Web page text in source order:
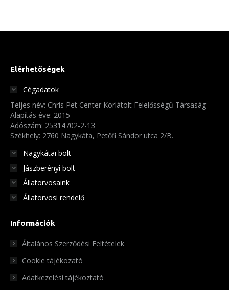
Elérhetőségek
Cégadatok
Teljes név: Chris Pet Center Korlátolt Felelősségű Társaság
Alapítás éve: 2015
Adószám: 25314702-2-13
Székhely: 2760 Nagykáta, Petőfi Sándor utca 2/B.
Nagykátai bolt
Jászberényi bolt
Állatorvosaink
Állatorvosi rendelő
Információk
Általános Szerződési Feltételek
Cookie tájékozató
Adatkezelési tájékoztató